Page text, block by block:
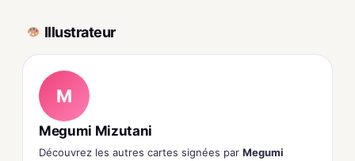
Illustrateur
M
Megumi Mizutani
Découvrez les autres cartes signées par Megumi